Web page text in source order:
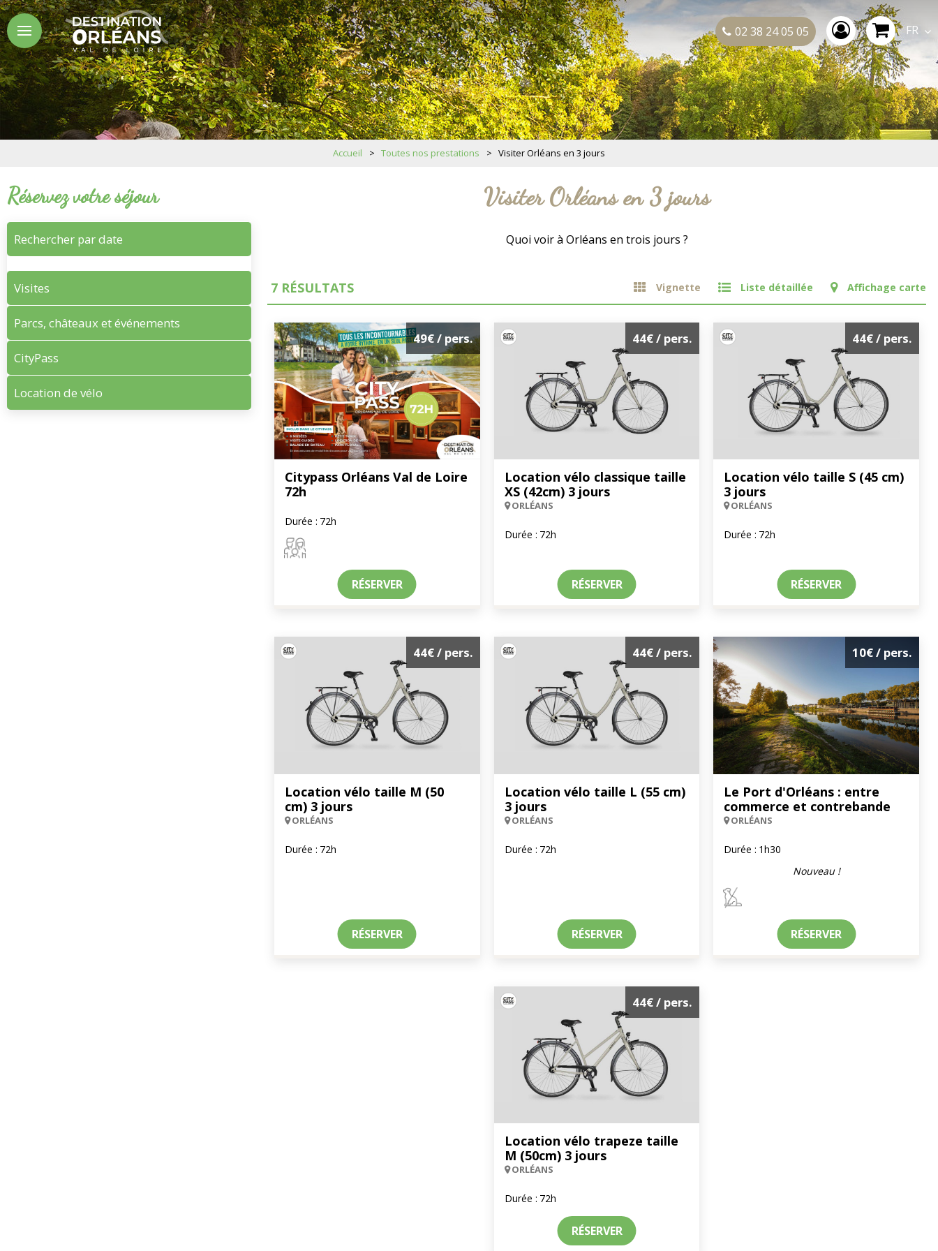
02 38 24 05 05 FR
Accueil > Toutes nos prestations > Visiter Orléans en 3 jours
Réservez votre séjour
Rechercher par date
Visites
Parcs, châteaux et événements
CityPass
Location de vélo
Visiter Orléans en 3 jours
Quoi voir à Orléans en trois jours ?
Vignette Liste détaillée Affichage carte
7 RÉSULTATS
Citypass Orléans Val de Loire
72h
49€/ pers.
Durée : 72h
RÉSERVER
Location vélo classique taille
XS (42cm) 3 jours
ORLÉANS
44€/ pers.
Durée : 72h
RÉSERVER
Location vélo taille S (45 cm)
3 jours
ORLÉANS
44€/ pers.
Durée : 72h
RÉSERVER
Location vélo taille M (50
cm) 3 jours
ORLÉANS
44€/ pers.
Durée : 72h
RÉSERVER
Location vélo taille L (55 cm)
3 jours
ORLÉANS
44€/ pers.
Durée : 72h
RÉSERVER
Le Port d'Orléans : entre
commerce et contrebande
ORLÉANS
10€/ pers.
Durée : 1h30
Nouveau !
RÉSERVER
Location vélo trapeze taille
M (50cm) 3 jours
ORLÉANS
44€/ pers.
Durée : 72h
RÉSERVER